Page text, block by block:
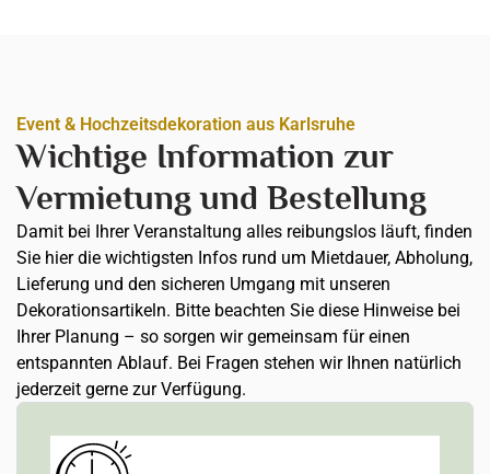
Event & Hochzeitsdekoration aus Karlsruhe
Wichtige Information zur
Vermietung und Bestellung
Damit bei Ihrer Veranstaltung alles reibungslos läuft, finden
Sie hier die wichtigsten Infos rund um Mietdauer, Abholung,
Lieferung und den sicheren Umgang mit unseren
Dekorationsartikeln. Bitte beachten Sie diese Hinweise bei
Ihrer Planung – so sorgen wir gemeinsam für einen
entspannten Ablauf. Bei Fragen stehen wir Ihnen natürlich
jederzeit gerne zur Verfügung.